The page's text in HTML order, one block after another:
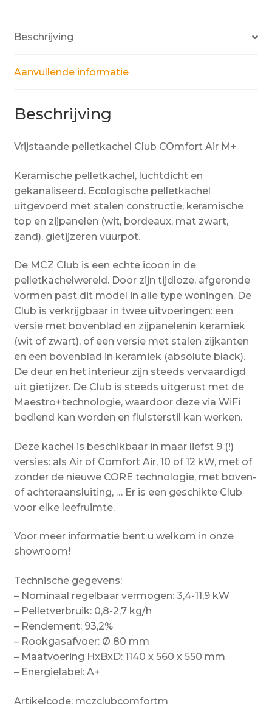
Beschrijving
Aanvullende informatie
Beschrijving
Vrijstaande pelletkachel Club COmfort Air M+
Keramische pelletkachel, luchtdicht en
gekanaliseerd. Ecologische pelletkachel
uitgevoerd met stalen constructie, keramische
top en zijpanelen (wit, bordeaux, mat zwart,
zand), gietijzeren vuurpot.
De MCZ Club is een echte icoon in de
pelletkachelwereld. Door zijn tijdloze, afgeronde
vormen past dit model in alle type woningen. De
Club is verkrijgbaar in twee uitvoeringen: een
versie met bovenblad en zijpanelenin keramiek
(wit of zwart), of een versie met stalen zijkanten
en een bovenblad in keramiek (absolute black).
De deur en het interieur zijn steeds vervaardigd
uit gietijzer. De Club is steeds uitgerust met de
Maestro+technologie, waardoor deze via WiFi
bediend kan worden en fluisterstil kan werken.
Deze kachel is beschikbaar in maar liefst 9 (!)
versies: als Air of Comfort Air, 10 of 12 kW, met of
zonder de nieuwe CORE technologie, met boven-
of achteraansluiting, … Er is een geschikte Club
voor elke leefruimte.
Voor meer informatie bent u welkom in onze
showroom!
Technische gegevens:
– Nominaal regelbaar vermogen: 3,4-11,9 kW
– Pelletverbruik: 0,8-2,7 kg/h
– Rendement: 93,2%
– Rookgasafvoer: Ø 80 mm
– Maatvoering HxBxD: 1140 x 560 x 550 mm
– Energielabel: A+
Artikelcode: mczclubcomfortm